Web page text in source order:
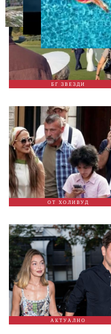
БГ ЗВЕЗДИ
ОТ ХОЛИВУД
АКТУАЛНО